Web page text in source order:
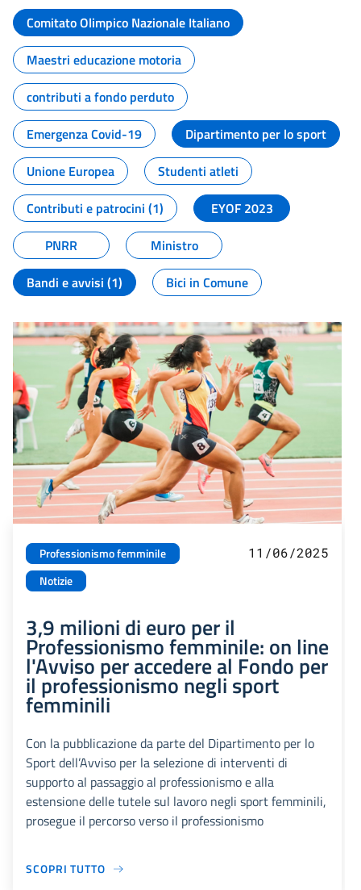
Comitato Olimpico Nazionale Italiano
Maestri educazione motoria
contributi a fondo perduto
Emergenza Covid-19
Dipartimento per lo sport
Unione Europea
Studenti atleti
Contributi e patrocini (1)
EYOF 2023
PNRR
Ministro
Bandi e avvisi (1)
Bici in Comune
Professionismo femminile
Notizie
11/06/2025
3,9 milioni di euro per il
Professionismo femminile: on line
l'Avviso per accedere al Fondo per
il professionismo negli sport
femminili
Con la pubblicazione da parte del Dipartimento per lo
Sport dell’Avviso per la selezione di interventi di
supporto al passaggio al professionismo e alla
estensione delle tutele sul lavoro negli sport femminili,
prosegue il percorso verso il professionismo
SCOPRI TUTTO